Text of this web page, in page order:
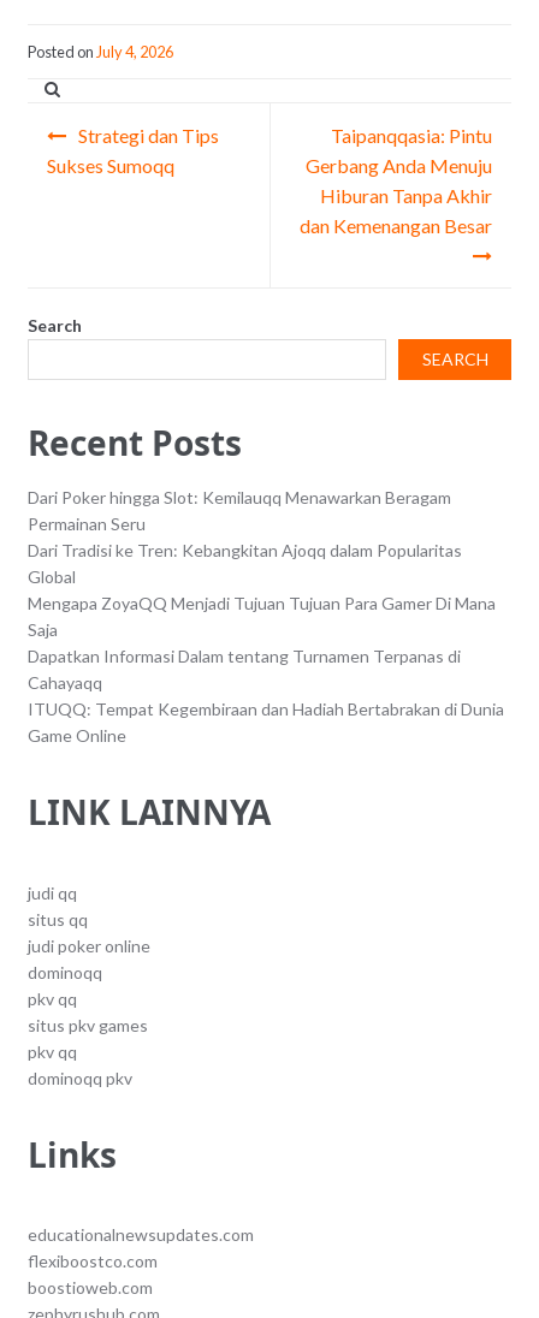
Posted on July 4, 2026
Post
navigation
Strategi dan Tips
Sukses Sumoqq
Taipanqqasia: Pintu
Gerbang Anda Menuju
Hiburan Tanpa Akhir
dan Kemenangan Besar
Search
SEARCH
Recent Posts
Dari Poker hingga Slot: Kemilauqq Menawarkan Beragam
Permainan Seru
Dari Tradisi ke Tren: Kebangkitan Ajoqq dalam Popularitas
Global
Mengapa ZoyaQQ Menjadi Tujuan Tujuan Para Gamer Di Mana
Saja
Dapatkan Informasi Dalam tentang Turnamen Terpanas di
Cahayaqq
ITUQQ: Tempat Kegembiraan dan Hadiah Bertabrakan di Dunia
Game Online
LINK LAINNYA
judi qq
situs qq
judi poker online
dominoqq
pkv qq
situs pkv games
pkv qq
dominoqq pkv
Links
educationalnewsupdates.com
flexiboostco.com
boostioweb.com